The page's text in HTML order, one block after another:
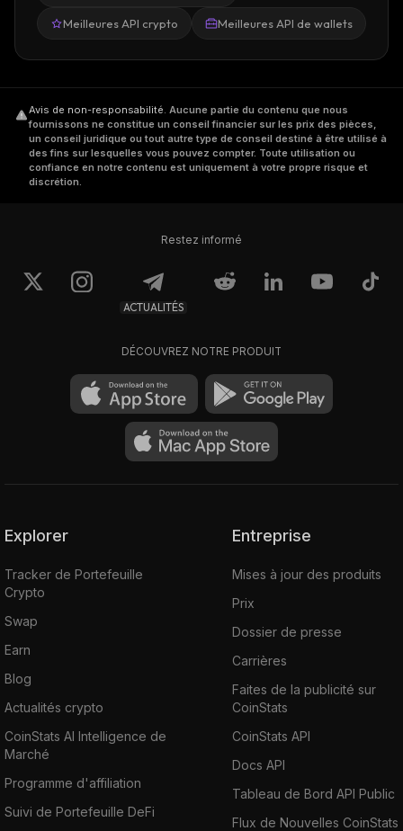
Meilleures API crypto Meilleures API de wallets
Avis de non-responsabilité. Aucune partie du contenu que nous
fournissons ne constitue un conseil financier sur les prix des pièces,
un conseil juridique ou tout autre type de conseil destiné à être utilisé à
des fins sur lesquelles vous pouvez compter. Toute utilisation ou
confiance en notre contenu est uniquement à votre propre risque et
discrétion.
Restez informé
ACTUALITÉS
DÉCOUVREZ NOTRE PRODUIT
Explorer
Tracker de Portefeuille
Crypto
Swap
Earn
Blog
Actualités crypto
CoinStats AI Intelligence de
Marché
Programme d'affiliation
Suivi de Portefeuille DeFi
Entreprise
Mises à jour des produits
Prix
Dossier de presse
Carrières
Faites de la publicité sur
CoinStats
CoinStats API
Docs API
Tableau de Bord API Public
Flux de Nouvelles CoinStats